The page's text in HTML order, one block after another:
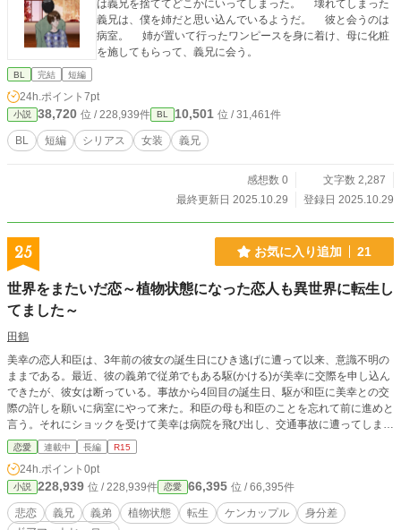
は義兄を捨ててどこかにいってしまった。 壊れてしまった
義兄は、僕を姉だと思い込んでいるようだ。 彼と会うのは
病室。 姉が置いて行ったワンピースを身に着け、母に化粧
を施してもらって、義兄に会う。
BL 完結 短編
24h.ポイント 7pt
小説 38,720 位 / 228,939件 BL 10,501 位 / 31,461件
BL 短編 シリアス 女装 義兄
感想数 0
文字数 2,287
最終更新日 2025.10.29
登録日 2025.10.29
25 お気に入り追加 21
世界をまたいだ恋～植物状態になった恋人も異世界に転生し
てました～
田鶴
美幸の恋人和臣は、3年前の彼女の誕生日にひき逃げに遭って以来、意識不明の
ままである。最近、彼の義弟で従弟でもある駆(かける)が美幸に交際を申し込ん
できたが、彼女は断っている。事故から4回目の誕生日、駆が和臣に美幸との交
際の許しを願いに病室にやって来た。和臣の母も和臣のことを忘れて前に進めと
言う。それにショックを受けて美幸は病院を飛び出し、交通事故に遭ってしま
う。聞いたことのある声で誰かが「危ない」と叫び、美幸はとっさにその人物に
抱き寄せられるが、衝撃を受けて意識を失う。 目が覚めると美幸はマリオンと
いう名の公爵令嬢になっていて前世の因縁がある人達も転生しているようだと気
付く。マリオンは護衛騎士カールを慕っていてカールも主のマリオンを憎からず
想っているが、マリオンには身分相応のいけ好かない婚約者クラウスがいて……
＊の付いている話はR15相当です。 小説家になろう、カクヨム、エブリスタで
恋愛 連載中 長編 R15
24h.ポイント 0pt
小説 228,939 位 / 228,939件 恋愛 66,395 位 / 66,395件
悲恋 義兄 義弟 植物状態 転生 ケンカップル
身分差